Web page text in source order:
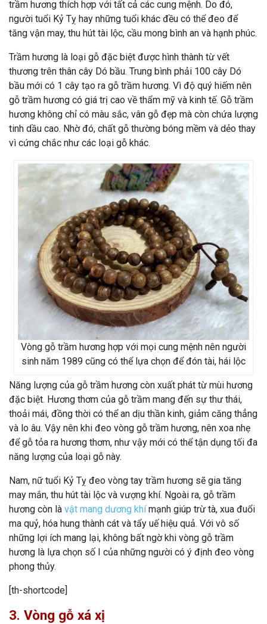
trầm hương thích hợp với tất cả các cung mệnh. Do đó,
người tuổi Kỷ Tỵ hay những tuổi khác đều có thể đeo để
tăng vận may, thu hút tài lộc, cầu mong bình an và hạnh phúc.
Trầm hương là loại gỗ đặc biệt được hình thành từ vết
thương trên thân cây Dó bầu. Trung bình phải 100 cây Dó
bầu mới có 1 cây tạo ra gỗ trầm hương. Vì độ quý hiếm nên
gỗ trầm hương có giá trị cao về thẩm mỹ và kinh tế. Gỗ trầm
hương không chỉ có màu sắc, vân gỗ đẹp mà còn chứa lượng
tinh dầu cao. Nhờ đó, chất gỗ thường bóng mềm và dẻo thay
vì cứng chắc như các loại gỗ khác.
Vòng gỗ trầm hương hợp với mọi cung mệnh nên người
sinh năm 1989 cũng có thể lựa chọn để đón tài, hái lộc
Năng lượng của gỗ trầm hương còn xuất phát từ mùi hương
đặc biệt. Hương thơm của gỗ trầm mang đến sự thư thái,
thoải mái, đồng thời có thể an dịu thần kinh, giảm căng thẳng
và lo âu. Vậy nên khi đeo vòng gỗ trầm hương, nên xoa nhẹ
để gỗ tỏa ra hương thơm, như vậy mới có thể tận dụng tối đa
năng lượng của loại gỗ này.
Nam, nữ tuổi Kỷ Tỵ đeo vòng tay trầm hương sẽ gia tăng
may mắn, thu hút tài lộc và vượng khí. Ngoài ra, gỗ trầm
hương còn là vật mang dương khímạnh giúp trừ tà, xua đuổi
ma quỷ, hóa hung thành cát và tẩy uế hiệu quả. Với vô số
những lợi ích mang lại, không bất ngờ khi vòng gỗ trầm
hương là lựa chọn số I của những người có ý định đeo vòng
phong thủy.
[th-shortcode]
3. Vòng gỗ xá xị